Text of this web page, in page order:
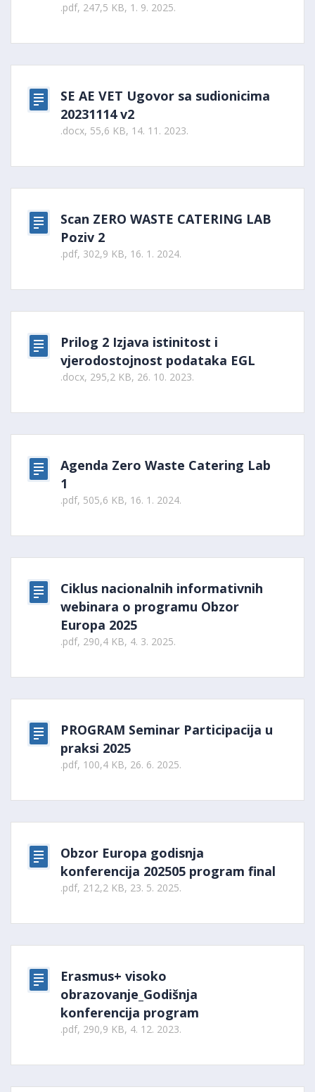
.pdf, 247,5 KB, 1. 9. 2025.
SE AE VET Ugovor sa sudionicima
20231114 v2
.docx, 55,6 KB, 14. 11. 2023.
Scan ZERO WASTE CATERING LAB
Poziv 2
.pdf, 302,9 KB, 16. 1. 2024.
Prilog 2 Izjava istinitost i
vjerodostojnost podataka EGL
.docx, 295,2 KB, 26. 10. 2023.
Agenda Zero Waste Catering Lab
1
.pdf, 505,6 KB, 16. 1. 2024.
Ciklus nacionalnih informativnih
webinara o programu Obzor
Europa 2025
.pdf, 290,4 KB, 4. 3. 2025.
PROGRAM Seminar Participacija u
praksi 2025
.pdf, 100,4 KB, 26. 6. 2025.
Obzor Europa godisnja
konferencija 202505 program final
.pdf, 212,2 KB, 23. 5. 2025.
Erasmus+ visoko
obrazovanje_Godišnja
konferencija program
.pdf, 290,9 KB, 4. 12. 2023.